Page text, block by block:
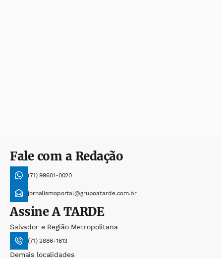
Fale com a Redação
(71) 99601-0020
jornalismoportal@grupoatarde.com.br
AssineA TARDE
Salvador e Região Metropolitana
(71) 2886-1613
Demais localidades